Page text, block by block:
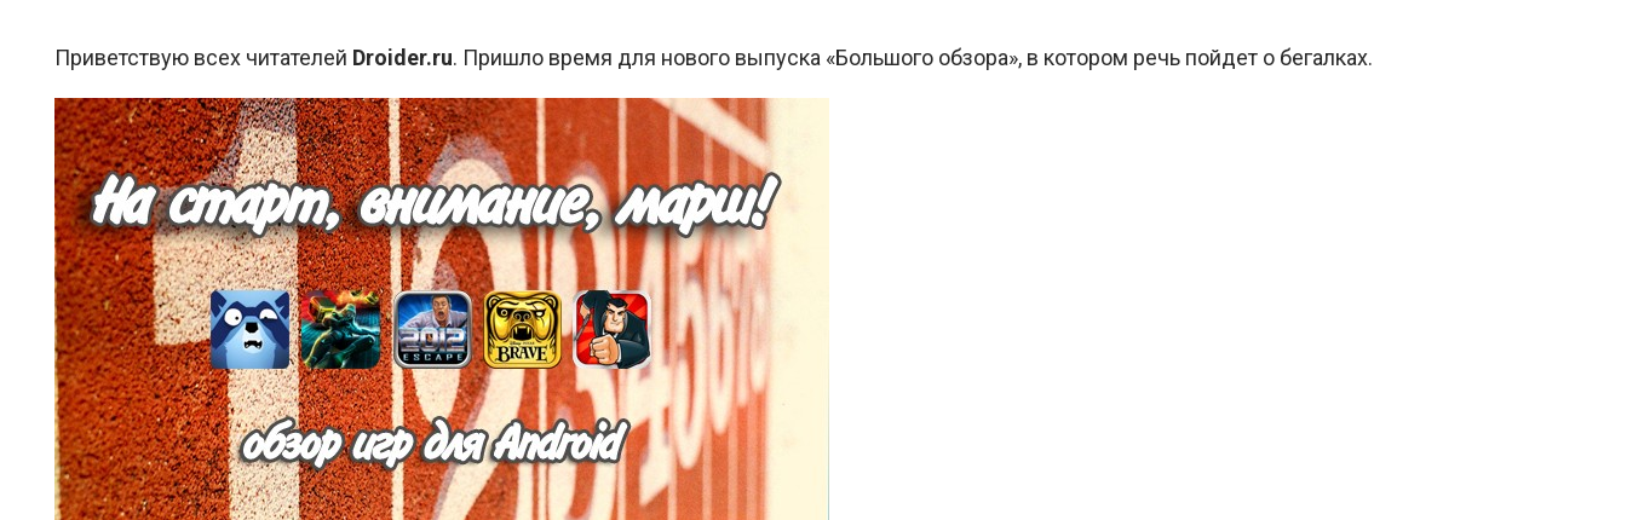
Приветствую всех читателей Droider.ru. Пришло время для нового выпуска «Большого обзора», в котором речь пойдет о бегалках.